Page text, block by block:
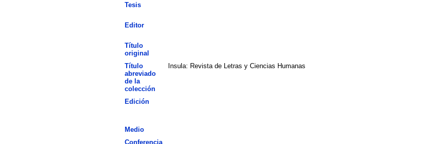
Tesis
Editor
Título
original
Título
abreviado
de la
colección
Insula: Revista de Letras y Ciencias Humanas
Edición
Medio
Conferencia